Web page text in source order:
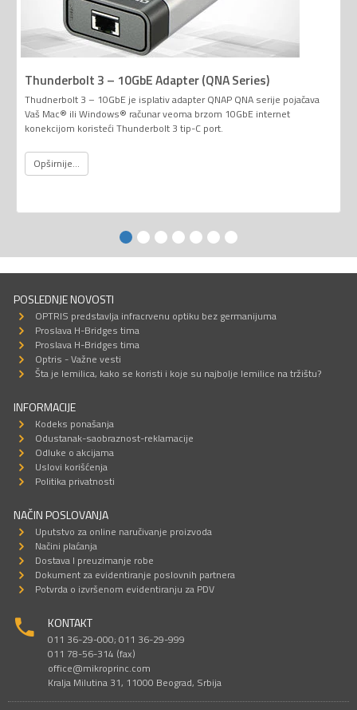
Thunderbolt 3 – 10GbE Adapter (QNA Series)
Thudnerbolt 3 – 10GbE je isplativ adapter QNAP QNA serije pojačava
Vaš Mac® ili Windows® računar veoma brzom 10GbE internet
konekcijom koristeći Thunderbolt 3 tip-C port.
Opširnije...
POSLEDNJE NOVOSTI
OPTRIS predstavlja infracrvenu optiku bez germanijuma
Proslava H-Bridges tima
Proslava H-Bridges tima
Optris - Važne vesti
Šta je lemilica, kako se koristi i koje su najbolje lemilice na tržištu?
INFORMACIJE
Kodeks ponašanja
Odustanak-saobraznost-reklamacije
Odluke o akcijama
Uslovi korišćenja
Politika privatnosti
NAČIN POSLOVANJA
Uputstvo za online naručivanje proizvoda
Načini plaćanja
Dostava I preuzimanje robe
Dokument za evidentiranje poslovnih partnera
Potvrda o izvršenom evidentiranju za PDV
KONTAKT
011 36-29-000; 011 36-29-999
011 78-56-314 (fax)
office@mikroprinc.com
Kralja Milutina 31, 11000 Beograd, Srbija